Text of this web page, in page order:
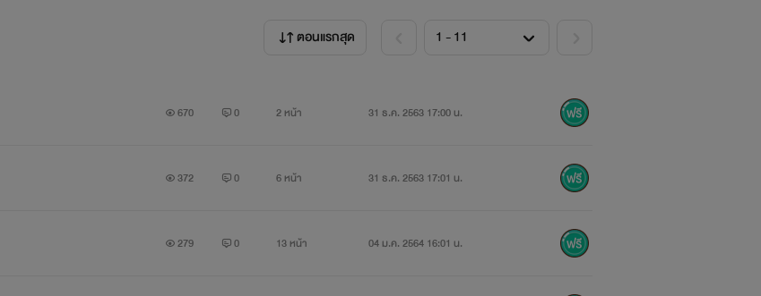
ตอนแรกสุด
670 0 2 หน้า 31 ธ.ค. 2563 17:00 น.
372 0 6 หน้า 31 ธ.ค. 2563 17:01 น.
279 0 13 หน้า 04 ม.ค. 2564 16:01 น.